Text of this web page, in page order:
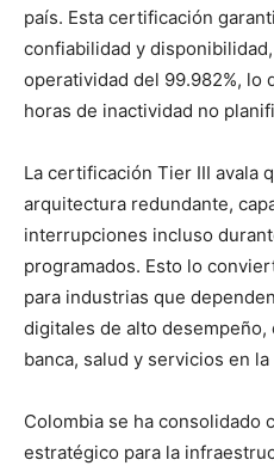
país. Esta certificación
confiabilidad y
operatividad del 99.982%, lo
horas de inactividad no
La certificación Tier III avala
arquitectura redundante,
interrupciones incluso
programados. Esto lo
para industrias que
digitales de alto
banca, salud y servicios en
Colombia se ha consolidado
estratégico para la